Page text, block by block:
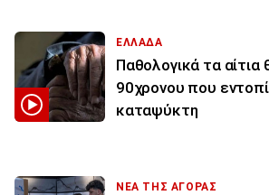
ΕΛΛΑΔΑ
Παθολογικά τα αίτια
90χρονου που
καταψύκτη
ΝΕΑ ΤΗΣ ΑΓΟΡΑΣ